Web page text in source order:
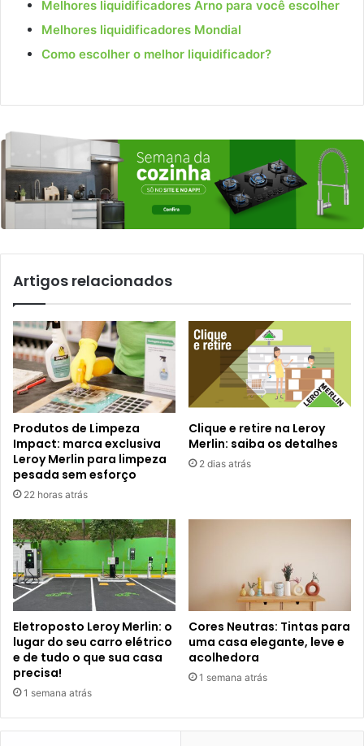
Melhores liquidificadores Arno para você escolher
Melhores liquidificadores Mondial
Como escolher o melhor liquidificador?
Artigos relacionados
Produtos de Limpeza
Impact: marca exclusiva
Leroy Merlin para limpeza
pesada sem esforço
22 horas atrás
Clique e retire na Leroy
Merlin: saiba os detalhes
2 dias atrás
Eletroposto Leroy Merlin: o
lugar do seu carro elétrico
e de tudo o que sua casa
precisa!
1 semana atrás
Cores Neutras: Tintas para
uma casa elegante, leve e
acolhedora
1 semana atrás